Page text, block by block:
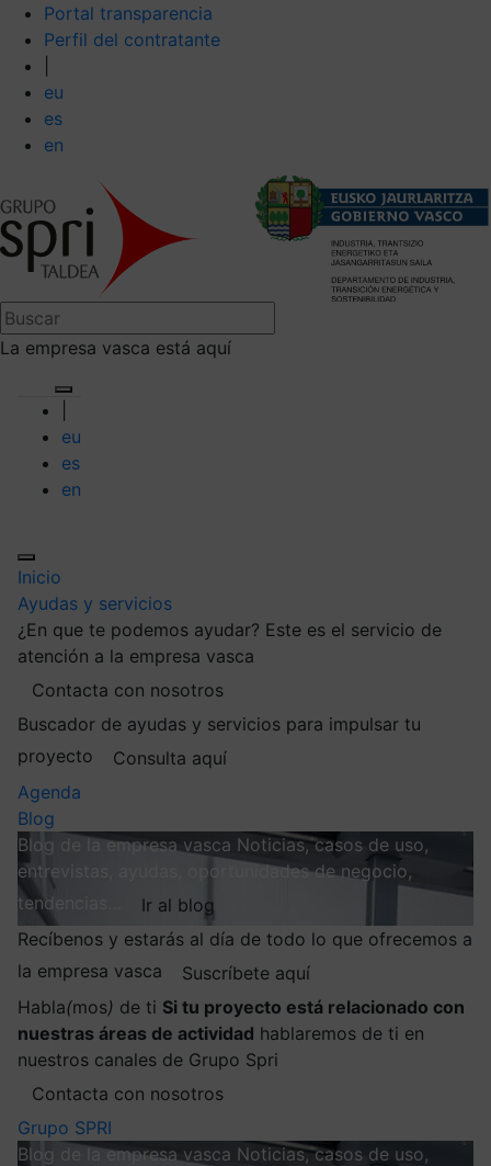
Portal transparencia
Perfil del contratante
eu
es
en
La empresa vasca está aquí
eu
es
en
Inicio
Ayudas y servicios
¿En que te podemos ayudar? Este es el servicio de
atención a la empresa vasca
Contacta con nosotros
Buscador de ayudas y servicios para impulsar tu
proyecto
Consulta aquí
Agenda
Blog
Blog de la empresa vasca Noticias, casos de uso,
entrevistas, ayudas, oportunidades de negocio,
tendencias…
Ir al blog
Recíbenos y estarás al día de todo lo que ofrecemos a
la empresa vasca
Suscríbete aquí
Habla(mos) de ti Si tu proyecto está relacionado con
nuestras áreas de actividad hablaremos de ti en
nuestros canales de Grupo Spri
Contacta con nosotros
Grupo SPRI
Blog de la empresa vasca Noticias, casos de uso,